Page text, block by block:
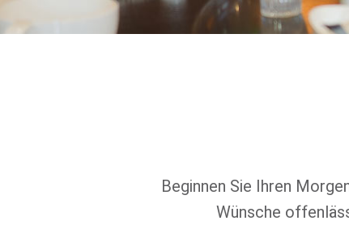
Beginnen Sie Ihren
Wünsche